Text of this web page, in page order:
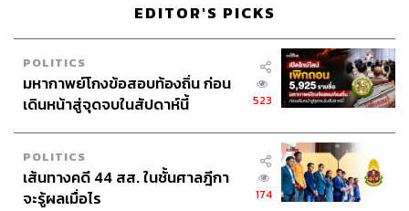
จานหลัก กับเครื่องเคียงจานรองอีก 3-4 อย่าง เช่น ปลาหมักมิ
โซะ ไข่ตุ๋น ของหมักหรือของต้ม และน้ำซุป เป็นต้น รวมถึงผล
ไม้และของหวาน
สำหรับเซ็ตอาหารชุดโกเซ็นที่เราได้ลองชิมคือโกเซ็น นิกิริ
(1,150 บาท) ไฮไลต์คือนิกิริซูชิ ข้าวหน้าปลาดิบชุดรวม ซึ่งมี
ทั้งชูโทโร่ เอ็นกาวะ ฮามาจิ แซลมอน ปลากะพงขาวญี่ปุ่น
เอบิ ไข่หวานญี่ปุ่น และมากิโมโน (ข้าวห่อสาหร่ายหัวไชเท้า
ดองญี่ปุ่น) แน่นอนว่าปลาดิบนั้นสดมาก แต่ที่ยิ่งทำให้เรา
EDITOR'S PICKS
POLITICS
มหากาพย์โกงข้อสอบท้องถิ่น ก่อน
เดินหน้าสู่จุดจบในสัปดาห์นี้
523
POLITICS
เส้นทางคดี 44 สส. ในชั้นศาลฎีกา
จะรู้ผลเมื่อไร
174